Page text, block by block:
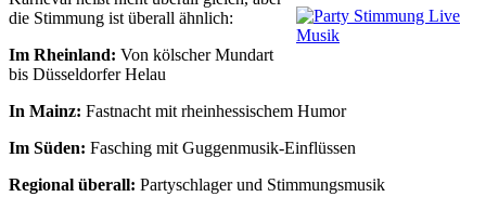
die Stimmung ist überall ähnlich:
Im Rheinland: Von kölscher Mundart
bis Düsseldorfer Helau
In Mainz: Fastnacht mit rheinhessischem Humor
Im Süden: Fasching mit Guggenmusik-Einflüssen
Regional überall: Partyschlager und Stimmungsmusik